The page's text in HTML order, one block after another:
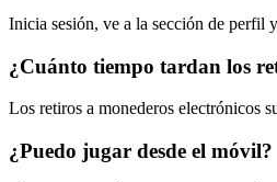
Inicia sesión, ve a la sección de perfil
¿Cuánto tiempo tardan los
Los retiros a monederos electrónicos
¿Puedo jugar desde el móvil?